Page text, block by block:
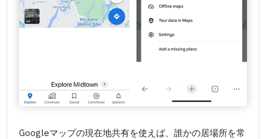
Googleマップの現在地共有を使えば、誰かの居場所を常